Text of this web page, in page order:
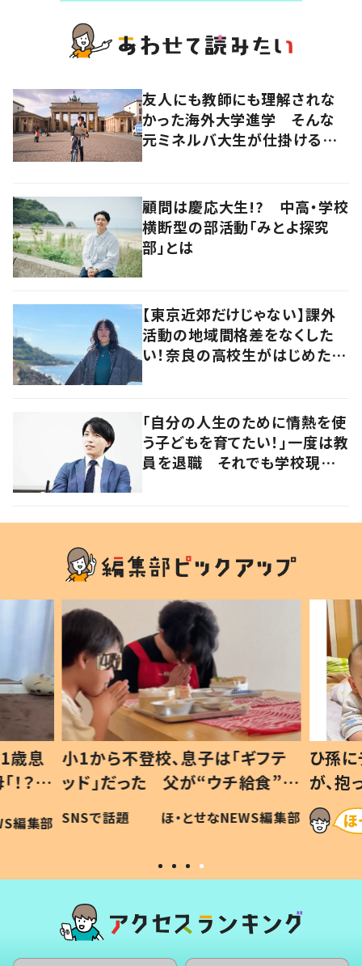
友人にも教師にも理解されな
かった海外大学進学 そんな
元ミネルバ大生が仕掛けるオ
顧問は慶応大生!? 中高・学校
横断型の部活動「みとよ探究
部」とは
【東京近郊だけじゃない】課外
活動の地域間格差をなくした
い！奈良の高校生がはじめた高
「自分の人生のために情熱を使
う子どもを育てたい！」一度は教
員を退職 それでも学校現場
歳息
？」
編集部
小1から不登校、息子は「ギフテ
ッド」だった 父が“ウチ給食”を
作り続ける理由とは #令和の親
#令和の子
SNSで話題 ほ・とせなNEWS編集部
ひ孫
が、
「涙が
い」